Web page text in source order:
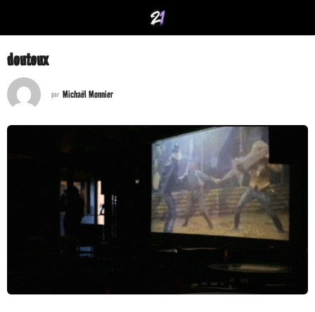
douteux
par Michaël Monnier